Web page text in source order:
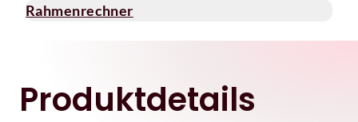
Rahmenrechner
Produktdetails